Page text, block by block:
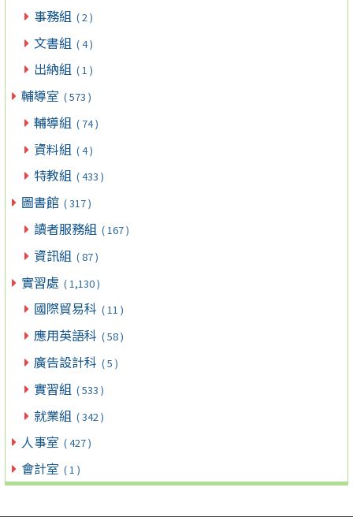
事務組 ( 2 )
文書組 ( 4 )
出納組 ( 1 )
輔導室 ( 573 )
輔導組 ( 74 )
資料組 ( 4 )
特教組 ( 433 )
圖書館 ( 317 )
讀者服務組 ( 167 )
資訊組 ( 87 )
實習處 ( 1,130 )
國際貿易科 ( 11 )
應用英語科 ( 58 )
廣告設計科 ( 5 )
實習組 ( 533 )
就業組 ( 342 )
人事室 ( 427 )
會計室 ( 1 )